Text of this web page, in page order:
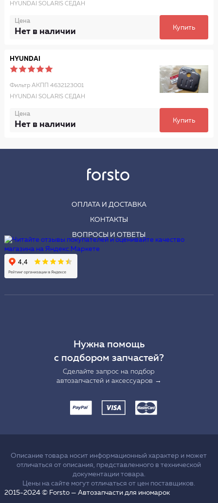
HYUNDAI SOLARIS СЕДАН
Цена
Нет в наличии Купить
HYUNDAI
Фильтр АКПП 4632123001
HYUNDAI SOLARIS СЕДАН
Цена
Нет в наличии Купить
ОПЛАТА И ДОСТАВКА
КОНТАКТЫ
ВОПРОСЫ И ОТВЕТЫ
Нужна помощь
с подбором запчастей?
Сделайте запрос на подбор
автозапчастей и аксессуаров →
Описание товара носит информационный характер и может
отличаться от описания, представленного в технической
документации товара.
Цены на сайте могут отличаться от цен поставщиков.
2015-2024 © Forsto — Автозапчасти для иномарок